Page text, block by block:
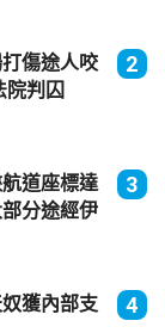
傷途人咬
法院判囚
2
道座標達
分途經伊
3
獲內部支
4